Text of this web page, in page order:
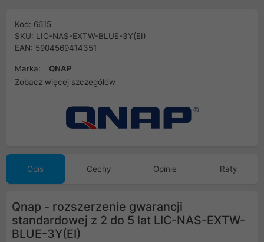
Kod: 6615
SKU: LIC-NAS-EXTW-BLUE-3Y(EI)
EAN: 5904569414351
Marka:
QNAP
Zobacz więcej szczegółów
Opis Cechy Opinie Raty
Qnap - rozszerzenie gwarancji
standardowej z 2 do 5 lat LIC-NAS-EXTW-
BLUE-3Y(EI)